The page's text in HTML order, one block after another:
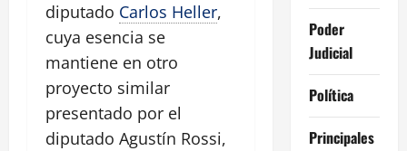
diputado Carlos Heller,
cuya esencia se
mantiene en otro
proyecto similar
presentado por el
diputado Agustín Rossi,
Poder
Judicial
Política
Principales